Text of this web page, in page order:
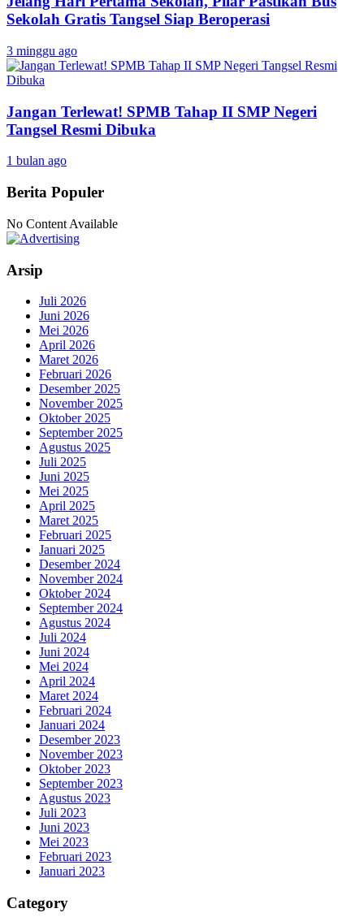
Sekolah Gratis Tangsel Siap Beroperasi
3 minggu ago
Jangan Terlewat! SPMB Tahap II SMP Negeri
Tangsel Resmi Dibuka
1 bulan ago
Berita Populer
No Content Available
Arsip
Juli 2026
Juni 2026
Mei 2026
April 2026
Maret 2026
Februari 2026
Desember 2025
November 2025
Oktober 2025
September 2025
Agustus 2025
Juli 2025
Juni 2025
Mei 2025
April 2025
Maret 2025
Februari 2025
Januari 2025
Desember 2024
November 2024
Oktober 2024
September 2024
Agustus 2024
Juli 2024
Juni 2024
Mei 2024
April 2024
Maret 2024
Februari 2024
Januari 2024
Desember 2023
November 2023
Oktober 2023
September 2023
Agustus 2023
Juli 2023
Juni 2023
Mei 2023
Februari 2023
Januari 2023
Category